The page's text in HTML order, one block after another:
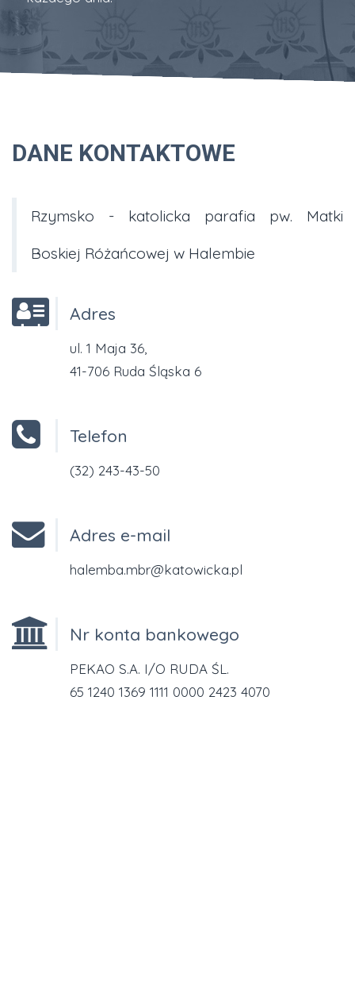
DANE KONTAKTOWE
Rzymsko - katolicka parafia pw. Matki
Boskiej Różańcowej w Halembie
Adres
ul. 1 Maja 36,
41-706 Ruda Śląska 6
Telefon
(32) 243-43-50
Adres e-mail
halemba.mbr@katowicka.pl
Nr konta bankowego
PEKAO S.A. I/O RUDA ŚL.
65 1240 1369 1111 0000 2423 4070